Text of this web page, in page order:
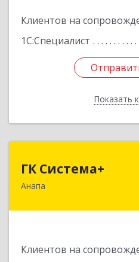
Клиентов на
1С:Специалист
Показать
ГК Система+
Анапа
Клиентов на
353450,